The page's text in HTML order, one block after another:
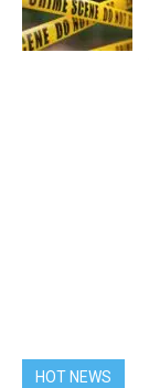
HOT NEWS